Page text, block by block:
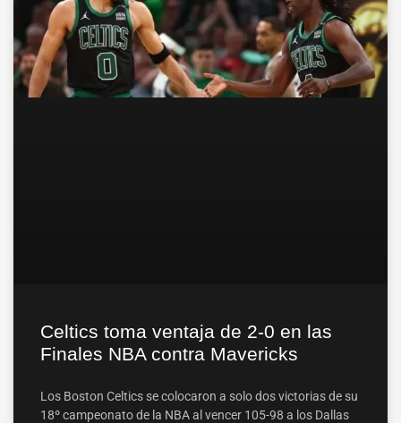
Celtics toma ventaja de 2-0 en las
Finales NBA contra Mavericks
Los Boston Celtics se colocaron a solo dos victorias de su
18º campeonato de la NBA al vencer 105-98 a los Dallas